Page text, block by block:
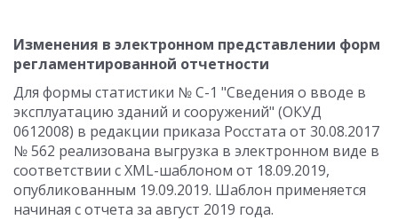
Изменения в электронном представлении форм
регламентированной отчетности
Для формы статистики № С-1 "Сведения о вводе в
эксплуатацию зданий и сооружений" (ОКУД
0612008) в редакции приказа Росстата от 30.08.2017
№ 562 реализована выгрузка в электронном виде в
соответствии с XML-шаблоном от 18.09.2019,
опубликованным 19.09.2019. Шаблон применяется
начиная с отчета за август 2019 года.